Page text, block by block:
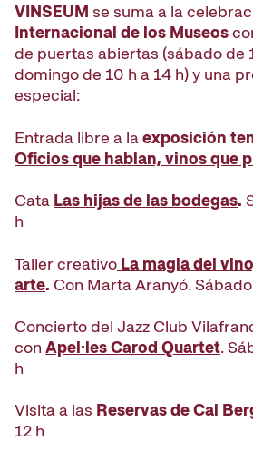
VINSEUM se suma a la
Internacional de los Museos
de puertas abiertas (sábado de
domingo de 10 h a 14 h) y una
especial:
Entrada libre a laexposición
Oficios que hablan, vinos que
Cata Las hijas de las bodegas.
h
Taller creativo La magia del
arte. Con Marta Aranyó. Sábado
Concierto del Jazz Club
con Apel·les Carod Quartet.
h
Visita a las Reservas de Cal
12 h